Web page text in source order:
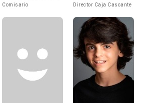
Comisario Director Caja Cascante